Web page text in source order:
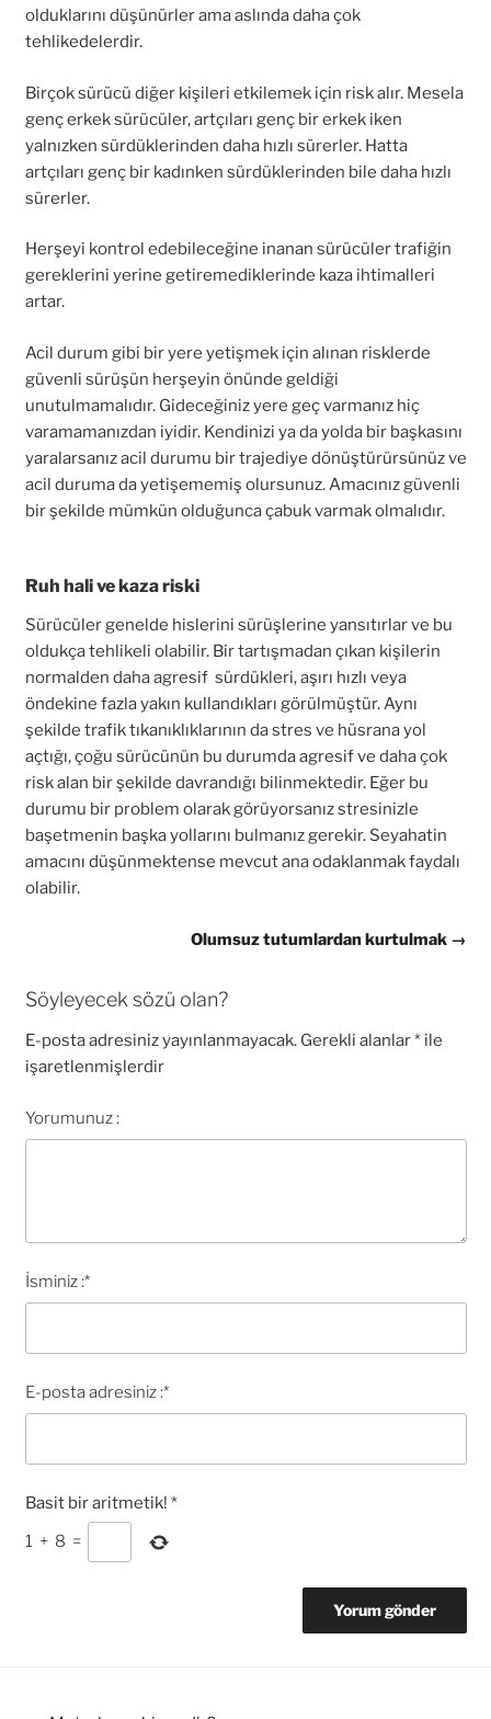
olduklarını düşünürler ama aslında daha çok
tehlikedelerdir.
Birçok sürücü diğer kişileri etkilemek için risk alır. Mesela
genç erkek sürücüler, artçıları genç bir erkek iken
yalnızken sürdüklerinden daha hızlı sürerler. Hatta
artçıları genç bir kadınken sürdüklerinden bile daha hızlı
sürerler.
Herşeyi kontrol edebileceğine inanan sürücüler trafiğin
gereklerini yerine getiremediklerinde kaza ihtimalleri
artar.
Acil durum gibi bir yere yetişmek için alınan risklerde
güvenli sürüşün herşeyin önünde geldiği
unutulmamalıdır. Gideceğiniz yere geç varmanız hiç
varamamanızdan iyidir. Kendinizi ya da yolda bir başkasını
yaralarsanız acil durumu bir trajediye dönüştürürsünüz ve
acil duruma da yetişememiş olursunuz. Amacınız güvenli
bir şekilde mümkün olduğunca çabuk varmak olmalıdır.
Ruh hali ve kaza riski
Sürücüler genelde hislerini sürüşlerine yansıtırlar ve bu
oldukça tehlikeli olabilir. Bir tartışmadan çıkan kişilerin
normalden daha agresif sürdükleri, aşırı hızlı veya
öndekine fazla yakın kullandıkları görülmüştür. Aynı
şekilde trafik tıkanıklıklarının da stres ve hüsrana yol
açtığı, çoğu sürücünün bu durumda agresif ve daha çok
risk alan bir şekilde davrandığı bilinmektedir. Eğer bu
durumu bir problem olarak görüyorsanız stresinizle
başetmenin başka yollarını bulmanız gerekir. Seyahatin
amacını düşünmektense mevcut ana odaklanmak faydalı
olabilir.
Olumsuz tutumlardan kurtulmak →
Söyleyecek sözü olan?
E-posta adresiniz yayınlanmayacak. Gerekli alanlar*ile
işaretlenmişlerdir
Yorumunuz :
İsminiz :*
E-posta adresiniz :*
Basit bir aritmetik! *
1 + 8 =